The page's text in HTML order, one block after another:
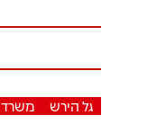
גל הירש